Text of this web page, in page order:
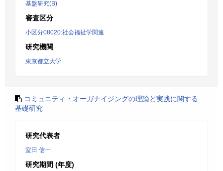
基盤研究(B)
審査区分
小区分08020:社会福祉学関連
研究機関
東京都立大学
コミュニティ・オーガナイジングの理論と実践に関する
基礎研究
研究代表者
室田 信一
研究期間 (年度)